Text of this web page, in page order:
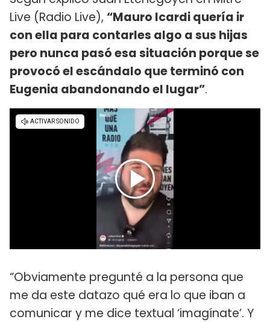
Live (Radio Live), “Mauro Icardi quería ir
con ella para contarles algo a sus hijas
pero nunca pasó esa situación porque se
provocó el escándalo que terminó con
Eugenia abandonando el lugar”.
“Obviamente pregunté a la persona que
me da este datazo qué era lo que iban a
comunicar y me dice textual ‘imagínate’. Y